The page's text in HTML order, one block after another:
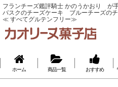
フランチーズ鑑評騎士 かのうかおり が
バスクのチーズケーキ ブルーチーズの
≪ すべてグルテンフリー≫
ホーム 商品一覧 おすすめ